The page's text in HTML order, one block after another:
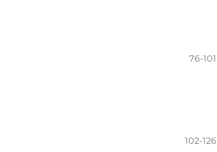
76-101
102-126